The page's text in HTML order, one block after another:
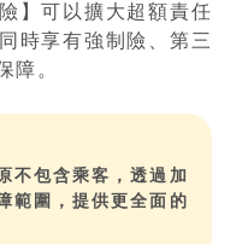
】可以擴大超額責任
時享有強制險、第三
障。
不包含乘客，透過加
範圍，提供更全面的